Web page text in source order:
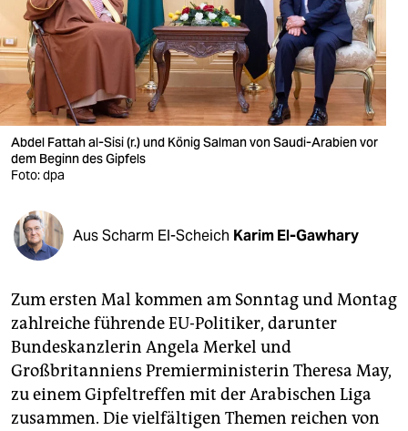
nord
wahrheit
verlag
verlag
veranstaltungen
fragen & hilfe
abo
genossenschaft
epaper login
Abdel Fattah al-Sisi (r.) und König Salman von Saudi-Arabien vor
dem Beginn des Gipfels
Foto: dpa
Aus Scharm El-Scheich Karim El-Gawhary
Zum ersten Mal kommen am Sonntag und Montag
zahlreiche führende EU-Politiker, darunter
Bundeskanzlerin Angela Merkel und
Großbritanniens Premierministerin Theresa May,
zu einem Gipfeltreffen mit der Arabischen Liga
zusammen. Die vielfältigen Themen reichen von